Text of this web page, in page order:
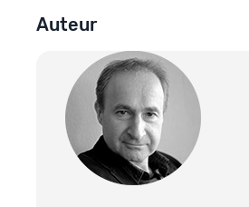
Auteur